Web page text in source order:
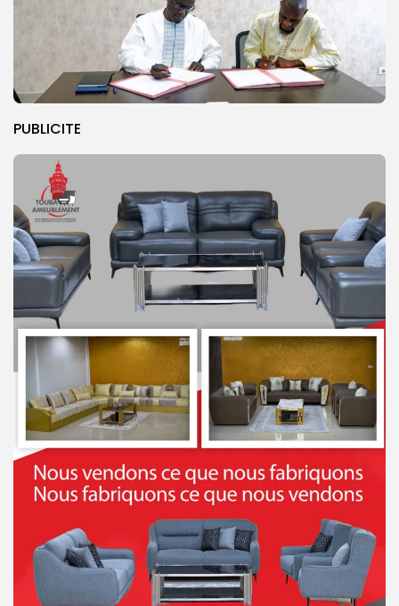
PUBLICITE